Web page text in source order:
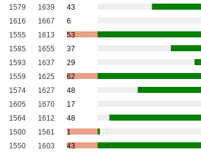
1579 1639
43
1616 1667
6
1555 1613
53
1585 1655
37
1593 1637
29
1559 1625
62
1574 1627
48
1605 1670
17
1564 1612
48
1500 1561
1
1550 1603
43